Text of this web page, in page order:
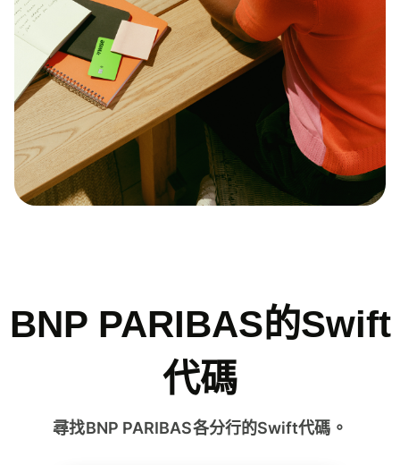
BNP PARIBAS的Swift
代碼
尋找BNP PARIBAS各分行的Swift代碼。